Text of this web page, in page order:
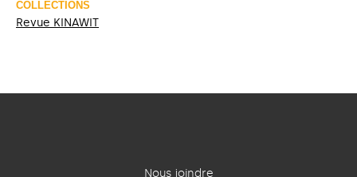
COLLECTIONS
Revue KINAWIT
Nous joindre